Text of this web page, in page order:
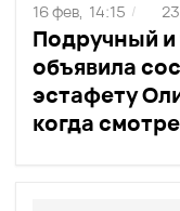
Подручный
объявила
эстафету
когда
16 фев, 14:15 /